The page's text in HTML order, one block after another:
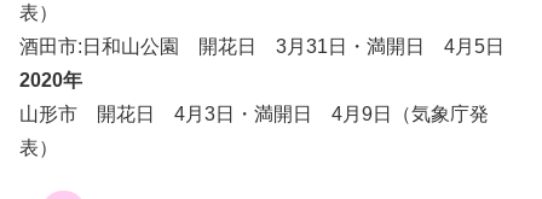
表）
酒田市:日和山公園 開花日 3月31日・満開日 4月5日
2020年
山形市 開花日 4月3日・満開日 4月9日（気象庁発
表）